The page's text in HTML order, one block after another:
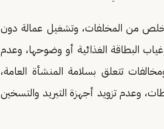
من المخلفات، وتشغيل عمالة دون
البطاقة الغذائية أو وضوحها، وعدم
تتعلق بسلامة المنشأة العامة،
وعدم تزويد أجهزة التبريد والتسخين